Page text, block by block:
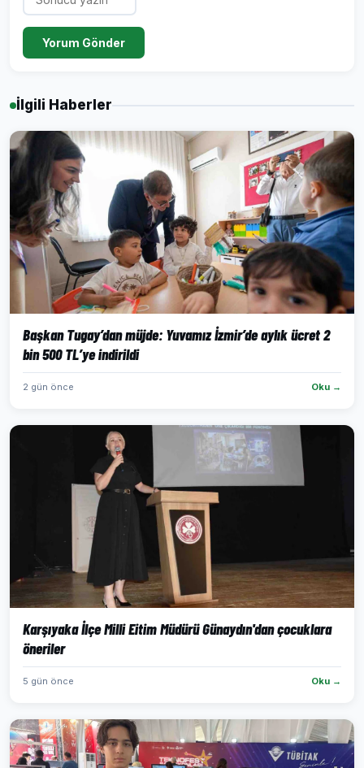
Yorum Gönder
İlgili Haberler
Başkan Tugay’dan müjde: Yuvamız İzmir’de aylık ücret 2
bin 500 TL’ye indirildi
2 gün önce Oku →
Karşıyaka İlçe Milli Eitim Müdürü Günaydın'dan çocuklara
öneriler
5 gün önce Oku →